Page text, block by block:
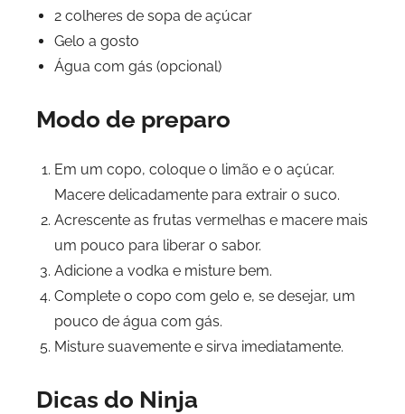
2 colheres de sopa de açúcar
Gelo a gosto
Água com gás (opcional)
Modo de preparo
Em um copo, coloque o limão e o açúcar.
Macere delicadamente para extrair o suco.
Acrescente as frutas vermelhas e macere mais
um pouco para liberar o sabor.
Adicione a vodka e misture bem.
Complete o copo com gelo e, se desejar, um
pouco de água com gás.
Misture suavemente e sirva imediatamente.
Dicas do Ninja